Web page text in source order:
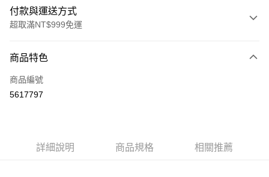
付款與運送方式
超取滿NT$999免運
信用卡一次付款
超商取貨付款
街口支付
商品特色
商品編號
5617797
詳細說明 商品規格 相關推薦